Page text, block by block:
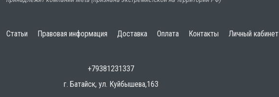
Статьи Правовая информация Доставка Оплата Контакты Личный кабинет
+79381231337
г. Батайск, ул. Куйбышева,163